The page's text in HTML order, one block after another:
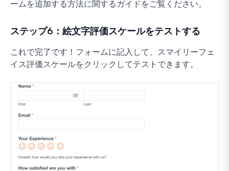
ームを追加する方法に関するガイドをご覧ください。
ステップ6：絵文字評価スケールをテストする
これで完了です！フォームに記入して、スマイリーフェ
イス評価スケールをクリックしてテストできます。